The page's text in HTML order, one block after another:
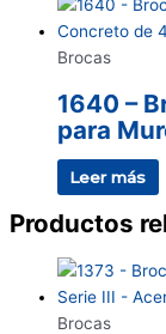
Brocas
1640 –
para
Leer más
Productos
Brocas